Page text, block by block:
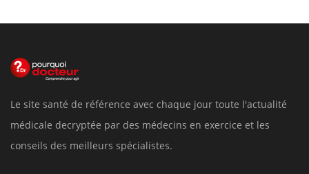
Le site santé de référence avec chaque jour toute l'actualité
médicale decryptée par des médecins en exercice et les
conseils des meilleurs spécialistes.